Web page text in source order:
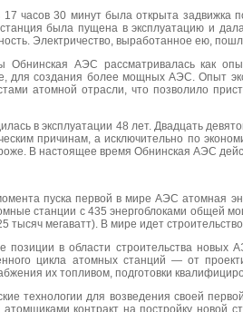
часов 30 минут была открыта задвижка
была пущена в эксплуатацию и
Электричество, выработанное ею,
АЭС рассматривалась как
для создания более мощных АЭС. Опыт
атомной отрасли, что позволило
в эксплуатации 48 лет. Двадцать
причинам, а исключительно по
В настоящее время Обнинская АЭС
пуска первой в мире АЭС атомная
станции с 435 энергоблоками общей
тысяч мегаватт). В мире идет
в области строительства новых
цикла атомных станций — от
их топливом, подготовки
технологии для возведения своей
атомщиками контракт на постройку